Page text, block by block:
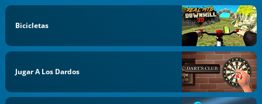
Bicicletas
Jugar A Los Dardos